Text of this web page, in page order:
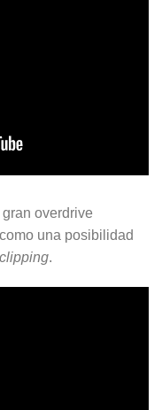
overdrive
una posibilidad
clipping.